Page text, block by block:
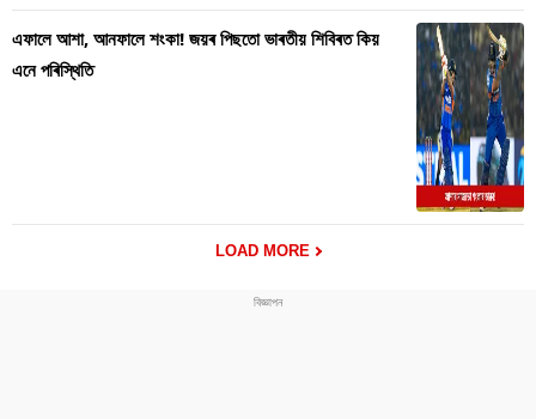
এফালে আশা, আনফালে শংকা! জয়ৰ পিছতো ভাৰতীয় শিবিৰত কিয়
এনে পৰিস্থিতি
LOAD MORE